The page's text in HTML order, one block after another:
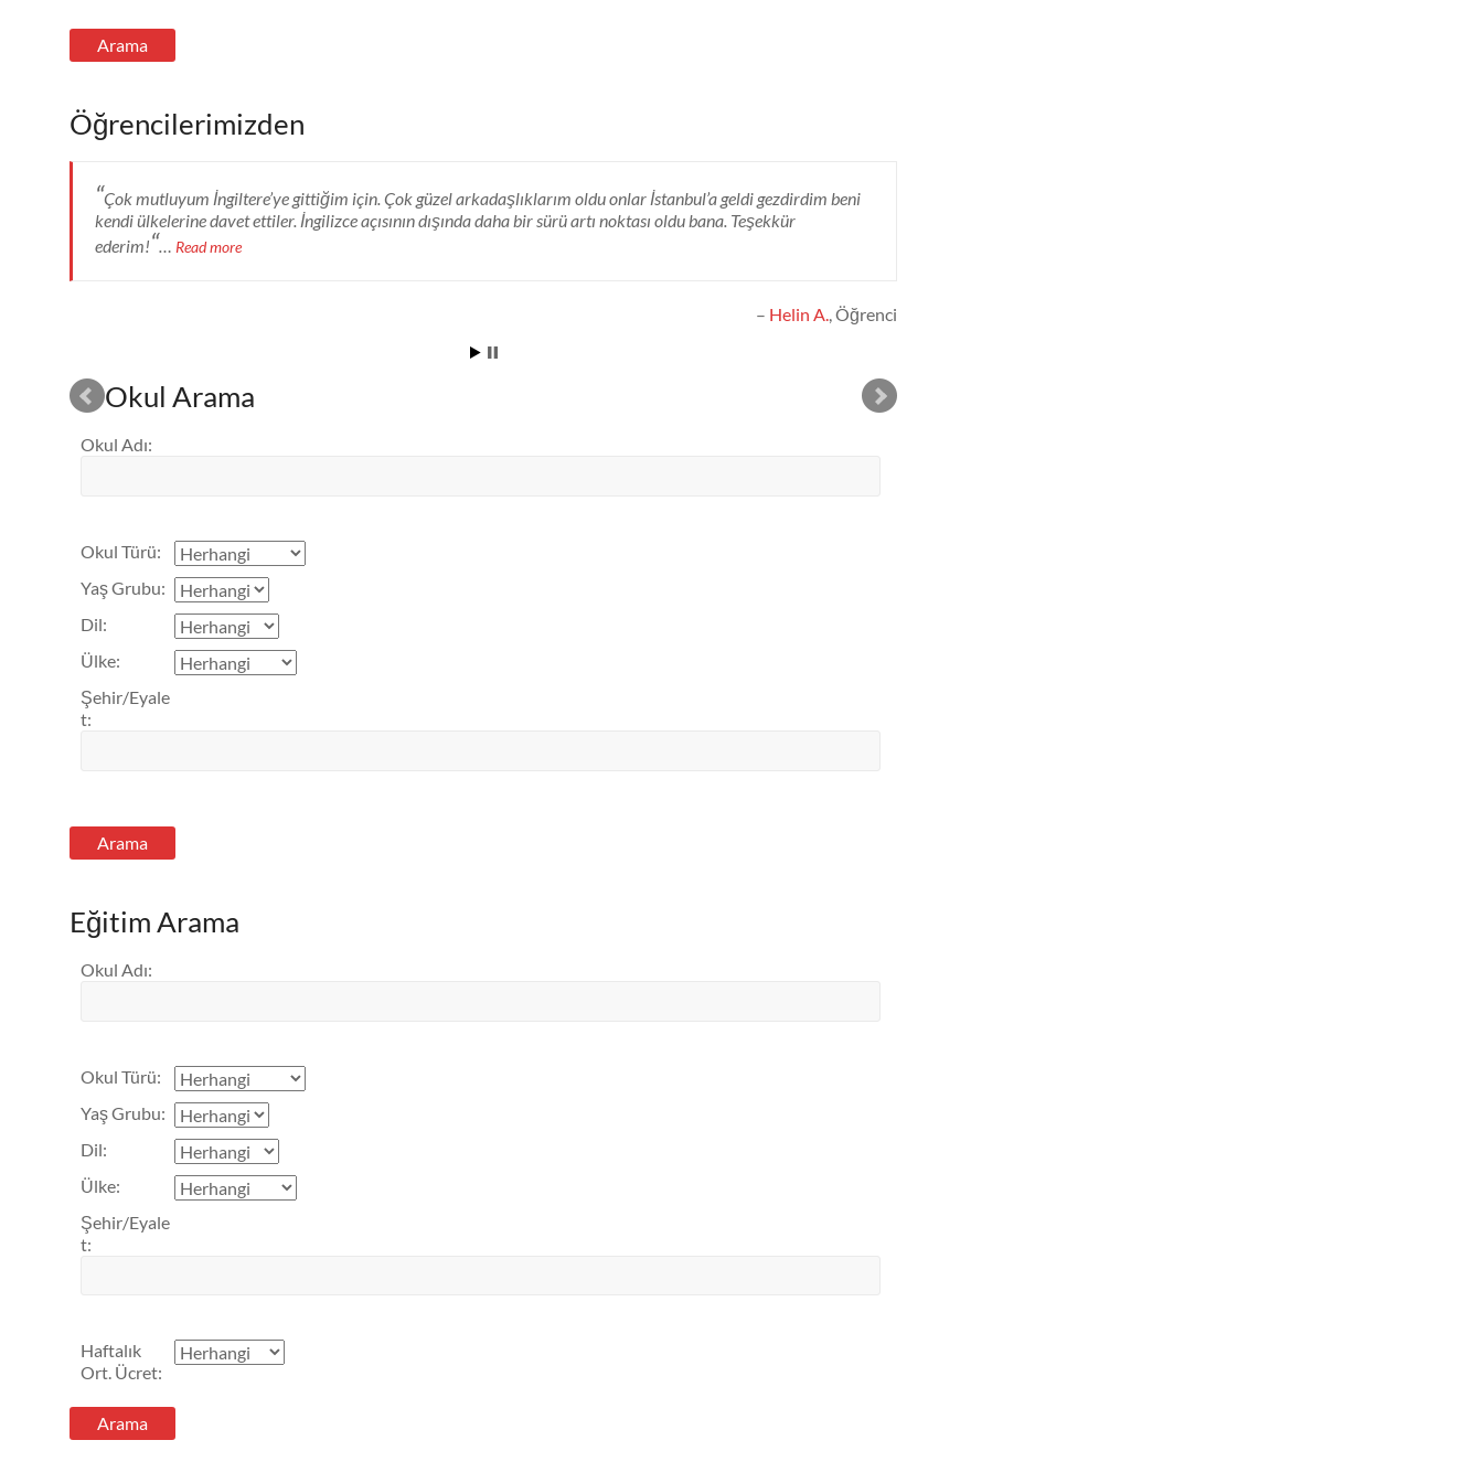
Öğrencilerimizden
“Çok mutluyum İngiltere’ye gittiğim için. Çok güzel arkadaşlıklarım oldu onlar İstanbul’a geldi gezdirdim beni
kendi ülkelerine davet ettiler. İngilizce açısının dışında daha bir sürü artı noktası oldu bana. Teşekkür
ederim!“… Read more
Helin A. Öğrenci
Okul Arama
Okul Adı:
Okul Türü:
Yaş Grubu:
Dil:
Ülke:
Şehir/Eyale
t:
Eğitim Arama
Okul Adı:
Okul Türü:
Yaş Grubu:
Dil:
Ülke:
Şehir/Eyale
t:
Haftalık
Ort. Ücret: